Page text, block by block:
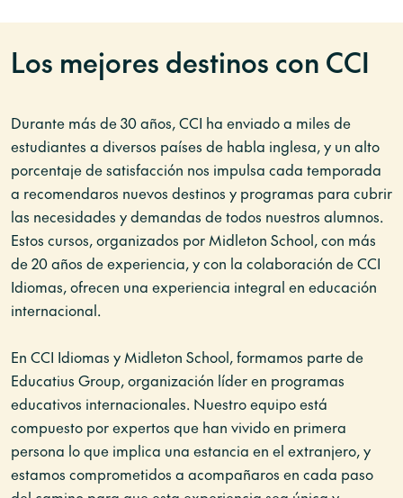
Los mejores destinos con CCI
Durante más de 30 años, CCI ha enviado a miles de
estudiantes a diversos países de habla inglesa, y un alto
porcentaje de satisfacción nos impulsa cada temporada
a recomendaros nuevos destinos y programas para cubrir
las necesidades y demandas de todos nuestros alumnos.
Estos cursos, organizados por Midleton School, con más
de 20 años de experiencia, y con la colaboración de CCI
Idiomas, ofrecen una experiencia integral en educación
internacional.
En CCI Idiomas y Midleton School, formamos parte de
Educatius Group, organización líder en programas
educativos internacionales. Nuestro equipo está
compuesto por expertos que han vivido en primera
persona lo que implica una estancia en el extranjero, y
estamos comprometidos a acompañaros en cada paso